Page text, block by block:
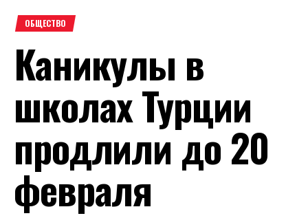
ОБЩЕСТВО
Каникулы в
школах Турции
продлили до 20
февраля